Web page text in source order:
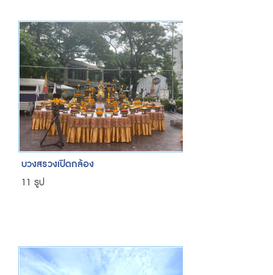
บวงสรวงเปิดกล้อง
11 รูป